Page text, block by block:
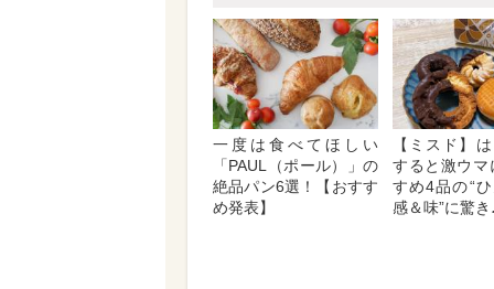
一度は食べてほしい
「PAUL（ポール）」の
絶品パン6選！【おすす
め発表】
【ミスド】
すると激ウマ
すめ4品の“
感＆味”に驚き